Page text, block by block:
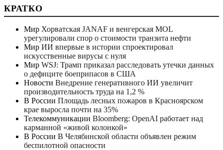
КРАТКО
Мир Хорватская JANAF и венгерская MOL
урегулировали спор о стоимости транзита нефти
Мир ИИ впервые в истории спроектировал
искусственные вирусы с нуля
Мир WSJ: Трамп приказал расследовать утечки данных
о дефиците боеприпасов в США
Новости Внедрение генеративного ИИ увеличит
производительность труда на 1,2 %
В России Площадь лесных пожаров в Красноярском
крае выросла почти на 35%
Телекоммуникации Bloomberg: OpenAI работает над
карманной «живой колонкой»
В России В Челябинской области объявлен режим
беспилотной опасности